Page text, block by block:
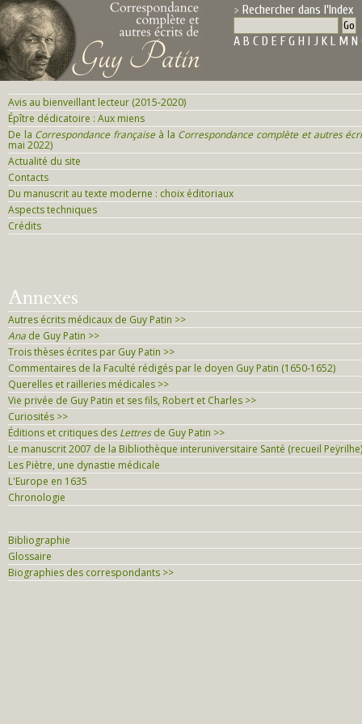
Rechercher dans l'Index
A B C D E F G H I J K L M N